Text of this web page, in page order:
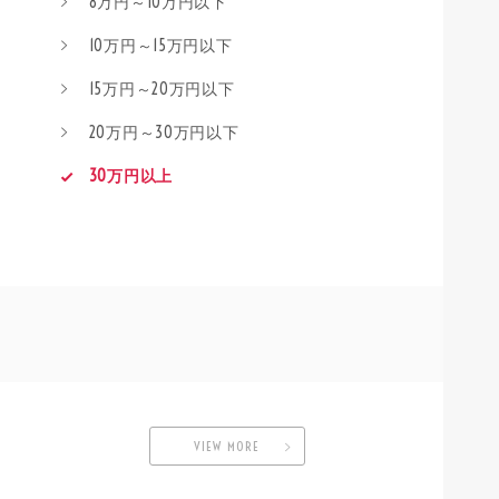
10万円～15万円以下
15万円～20万円以下
20万円～30万円以下
30万円以上
VIEW MORE